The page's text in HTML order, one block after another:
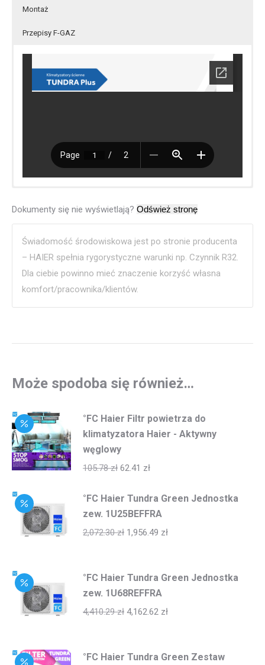
Montaż
Przepisy F-GAZ
Dokumenty się nie wyświetlają?
Świadomość środowiskowa jest po stronie producenta
– HAIER spełnia rygorystyczne warunki np. Czynnik R32.
Dla ciebie powinno mieć znaczenie korzyść własna
komfort/pracownika/klientów.
Może spodoba się również…
°FC Haier Filtr powietrza do
klimatyzatora Haier - Aktywny
węglowy
105.78zł 62.41 zł
°FC Haier Tundra Green Jednostka
zew. 1U25BEFFRA
2,072.30zł 1,956.49 zł
°FC Haier Tundra Green Jednostka
zew. 1U68REFFRA
4,410.29zł 4,162.62 zł
°FC Haier Tundra Green Zestaw